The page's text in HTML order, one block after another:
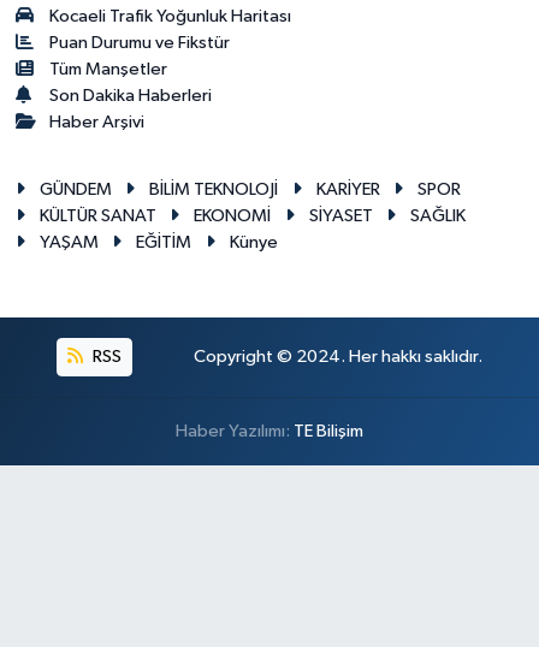
Kocaeli Trafik Yoğunluk Haritası
Puan Durumu ve Fikstür
Tüm Manşetler
Son Dakika Haberleri
Haber Arşivi
GÜNDEM BİLİM TEKNOLOJİ KARİYER
SPOR
KÜLTÜR SANAT
EKONOMİ SİYASET
SAĞLIK
YAŞAM
EĞİTİM Künye
RSS Copyright © 2024. Her hakkı saklıdır.
Haber Yazılımı: TE Bilişim